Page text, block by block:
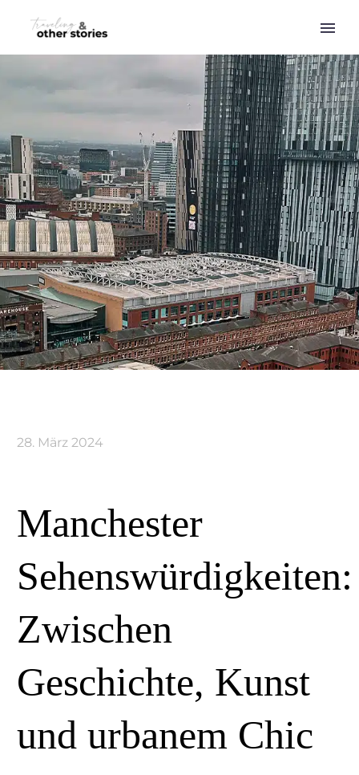
28. März 2024
Manchester
Sehenswürdigkeiten:
Zwischen
Geschichte, Kunst
und urbanem Chic